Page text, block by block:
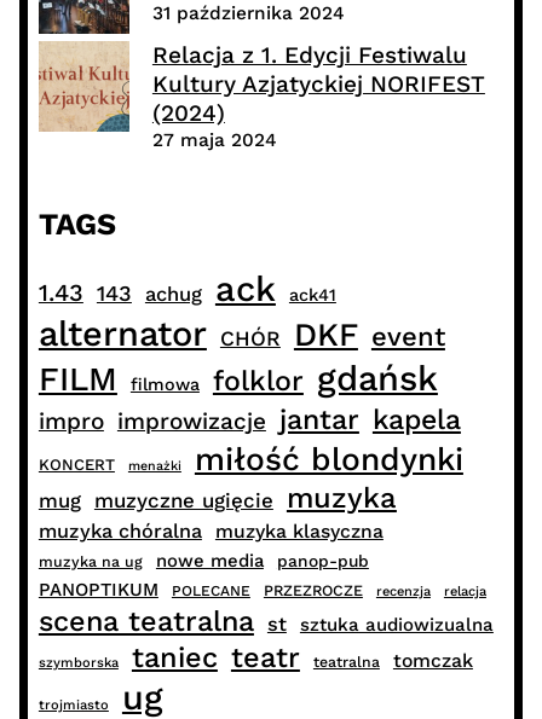
31 października 2024
Relacja z 1. Edycji Festiwalu
Kultury Azjatyckiej NORIFEST
(2024)
27 maja 2024
TAGS
1.43 143 achug ack ack41
alternator CHÓR DKF event
FILM filmowa folklor gdańsk
impro improwizacje jantar kapela
KONCERT menażki miłość blondynki
mug muzyczne ugięcie muzyka
muzyka chóralna muzyka klasyczna
muzyka na ug nowe media panop-pub
PANOPTIKUM POLECANE PRZEZROCZE recenzja relacja
scena teatralna st sztuka audiowizualna
szymborska taniec teatr teatralna tomczak
trojmiasto
ug